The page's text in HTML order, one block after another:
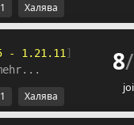
Халява
- 1.21.11 ]
8/
Халява